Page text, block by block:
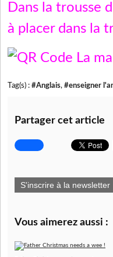
Dans la trousse
à placer dans la
Tag(s) : #Anglais, #enseigner
Partager cet article
S'inscrire à la newsletter
Vous aimerez aussi :